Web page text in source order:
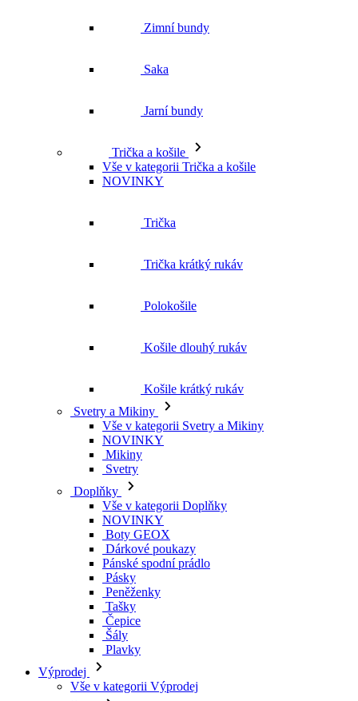
Zimní bundy
Saka
Jarní bundy
Trička a košile
Vše v kategorii Trička a košile
NOVINKY
Trička
Trička krátký rukáv
Polokošile
Košile dlouhý rukáv
Košile krátký rukáv
Svetry a Mikiny
Vše v kategorii Svetry a Mikiny
NOVINKY
Mikiny
Svetry
Doplňky
Vše v kategorii Doplňky
NOVINKY
Boty GEOX
Dárkové poukazy
Pánské spodní prádlo
Pásky
Peněženky
Tašky
Čepice
Šály
Plavky
Výprodej
Vše v kategorii Výprodej